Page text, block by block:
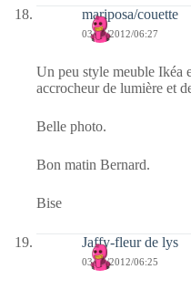
mariposa/couette
03/04/2012/06:27
Un peu style meuble Ikéa
accrocheur de lumière et
Belle photo.
Bon matin Bernard.
Bise
Jaffy-fleur de lys
03/04/2012/06:25